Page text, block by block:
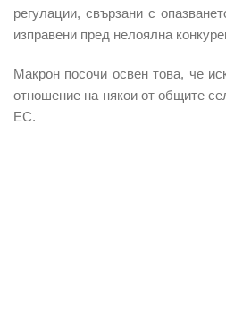
регулации, свързани с
изправени пред нелоялна
Макрон посочи освен това, че
отношение на някои от общите
ЕС.